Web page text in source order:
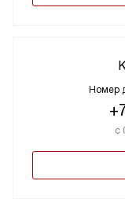
Номер
с